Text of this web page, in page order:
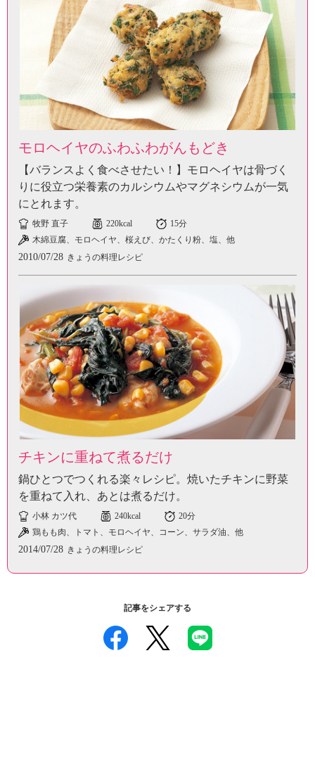
モロヘイヤのふわふわがんもどき
【バランスよく食べさせたい！】モロヘイヤは骨づく
りに役立つ栄養素のカルシウムやマグネシウムが一気
にとれます。
牧野 直子 220kcal
15分
木綿豆腐、モロヘイヤ、桜えび、かたくり粉、塩、他
2010/07/28 きょうの料理レシピ
チキンに重ねて煮るだけ
鍋ひとつでつくれる楽々レシピ。焼いたチキンに野菜
を重ねて入れ、あとは煮るだけ。
小林 カツ代 240kcal
20分
鶏もも肉、トマト、モロヘイヤ、コーン、サラダ油、他
2014/07/28 きょうの料理レシピ
記事をシェアする